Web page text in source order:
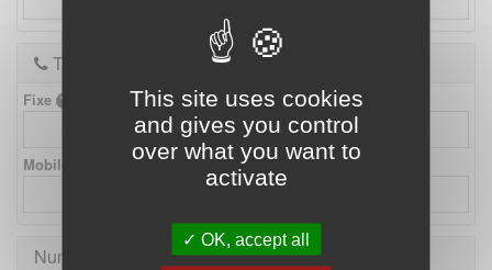
This site uses cookies
and gives you control
over what you want to
activate
OK, accept all
Téléphones
Fixe
Mobile
Numéros d'identification